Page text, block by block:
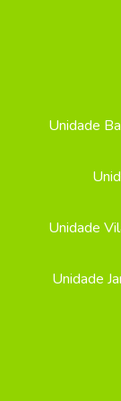
Unidade
Unidade
Unidade